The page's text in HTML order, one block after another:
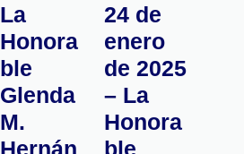
La
Honora
ble
Glenda
M.
Hernán
24 de
enero
de 2025
– La
Honora
ble